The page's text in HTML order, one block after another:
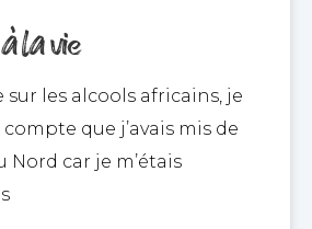
la vie
les alcools africains, je
que j’avais mis de
Nord car je m’étais